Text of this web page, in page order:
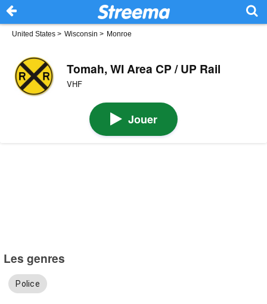
United States > Wisconsin > Monroe
Tomah, WI Area CP / UP Rail
VHF
Jouer
Les genres
Police